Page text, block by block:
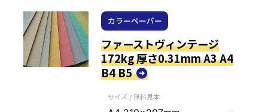
カラーペーパー
ファーストヴィンテージ
172kg 厚さ0.31mm A3 A4
B4 B5
サイズ / 無料見本